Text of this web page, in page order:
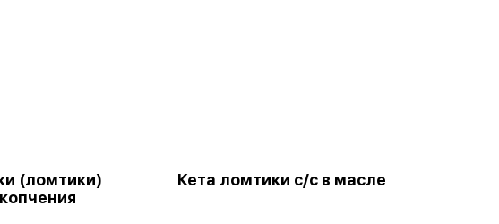
(ломтики)
Кета ломтики с/с в масле